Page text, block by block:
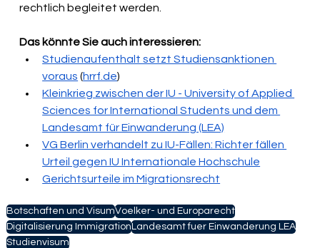
rechtlich begleitet werden.
Das könnte Sie auch interessieren:
Studienaufenthalt setzt Studiensanktionen
voraus (hrrf.de)
Kleinkrieg zwischen der IU - University of Applied
Sciences for International Students und dem
Landesamt für Einwanderung (LEA)
VG Berlin verhandelt zu IU-Fällen: Richter fällen
Urteil gegen IU Internationale Hochschule
Gerichtsurteile im Migrationsrecht
Botschaften und VisumVoelker- und Europarecht
Digitalisierung Immigration Landesamt fuer Einwanderung LEA
Studienvisum